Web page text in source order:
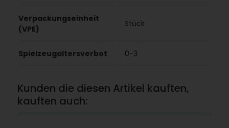
Verpackungseinheit
(VPE)
Stück
Spielzeugaltersverbot 0-3
Kunden die diesen Artikel kauften,
kauften auch: